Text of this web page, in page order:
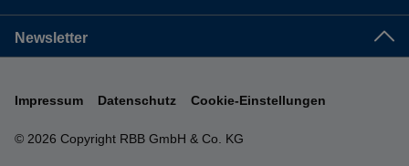
Newsletter
© 2026 Copyright RBB GmbH & Co. KG
Impressum Datenschutz Cookie-Einstellungen